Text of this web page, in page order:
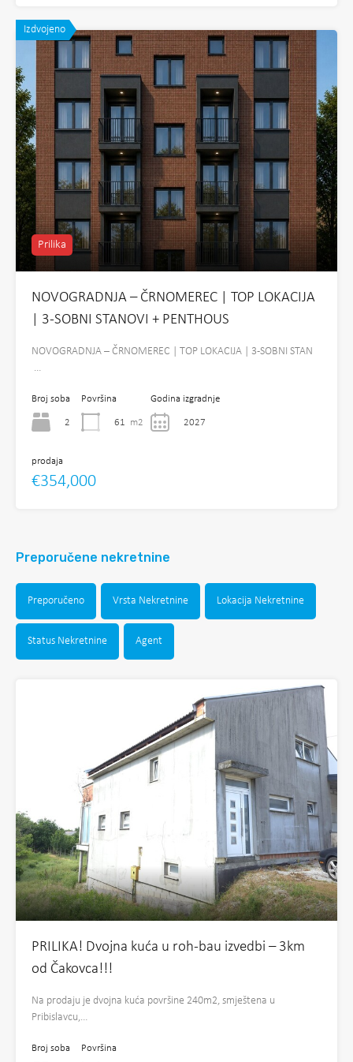
Izdvojeno
Prilika
NOVOGRADNJA – ČRNOMEREC | TOP LOKACIJA
| 3-SOBNI STANOVI + PENTHOUS
NOVOGRADNJA – ČRNOMEREC | TOP LOKACIJA | 3-SOBNI STAN
…
Broj soba
2
Površina
61 m2
Godina izgradnje
2027
prodaja
€354,000
Preporučene nekretnine
Preporučeno Vrsta Nekretnine Lokacija Nekretnine
Status Nekretnine Agent
PRILIKA! Dvojna kuća u roh-bau izvedbi – 3km
od Čakovca!!!
Na prodaju je dvojna kuća površine 240m2, smještena u
Pribislavcu,…
Broj soba Površina